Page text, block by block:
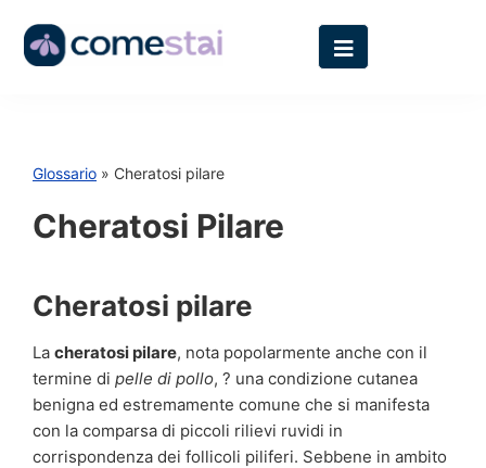
Glossario » Cheratosi pilare
Cheratosi Pilare
Cheratosi pilare
La cheratosi pilare, nota popolarmente anche con il
termine di pelle di pollo, ? una condizione cutanea
benigna ed estremamente comune che si manifesta
con la comparsa di piccoli rilievi ruvidi in
corrispondenza dei follicoli piliferi. Sebbene in ambito